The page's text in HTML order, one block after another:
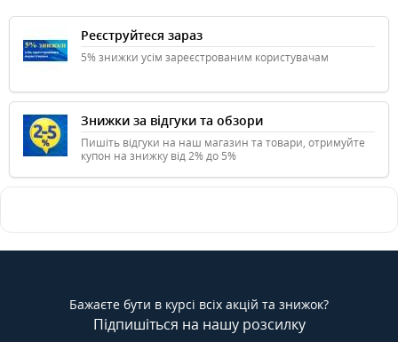
Реєструйтеся зараз
5% знижки усім зареєстрованим користувачам
Знижки за відгуки та обзори
Пишіть відгуки на наш магазин та товари, отримуйте
купон на знижку від 2% до 5%
Бажаєте бути в курсі всіх акцій та знижок?
Підпишіться на нашу розсилку